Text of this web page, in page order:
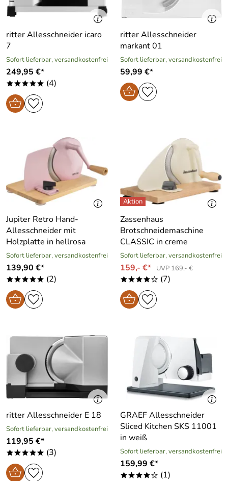
ritter Allesschneider icaro
7
Sofort lieferbar, versandkostenfrei
249,95 €*
***** (4)
ritter Allesschneider
markant 01
Sofort lieferbar, versandkostenfrei
59,99 €*
Jupiter Retro Hand-
Allesschneider mit
Holzplatte in hellrosa
Sofort lieferbar, versandkostenfrei
139,90 €*
***** (2)
Zassenhaus
Brotschneidemaschine
CLASSIC in creme
Sofort lieferbar, versandkostenfrei
159,- €* UVP 169,- €
****o (7)
ritter Allesschneider E 18
Sofort lieferbar, versandkostenfrei
119,95 €*
***** (3)
GRAEF Allesschneider
Sliced Kitchen SKS 11001
in weiß
Sofort lieferbar, versandkostenfrei
159,99 €*
****o (1)